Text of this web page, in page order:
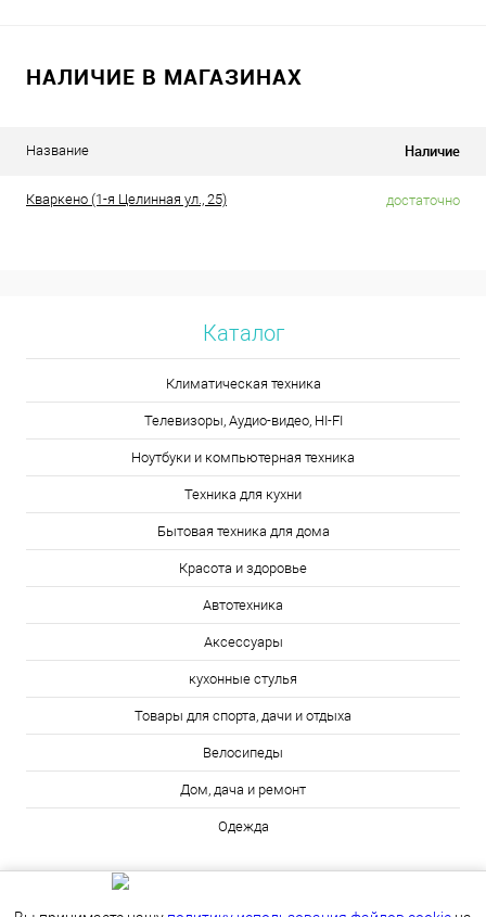
НАЛИЧИЕ В МАГАЗИНАХ
Название Наличие
Кваркено (1-я Целинная ул., 25) достаточно
Каталог
Климатическая техника
Телевизоры, Аудио-видео, HI-FI
Ноутбуки и компьютерная техника
Техника для кухни
Бытовая техника для дома
Красота и здоровье
Автотехника
Аксессуары
кухонные стулья
Товары для спорта, дачи и отдыха
Велосипеды
Дом, дача и ремонт
Одежда